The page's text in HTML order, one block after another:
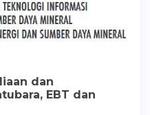
dan
EBT dan